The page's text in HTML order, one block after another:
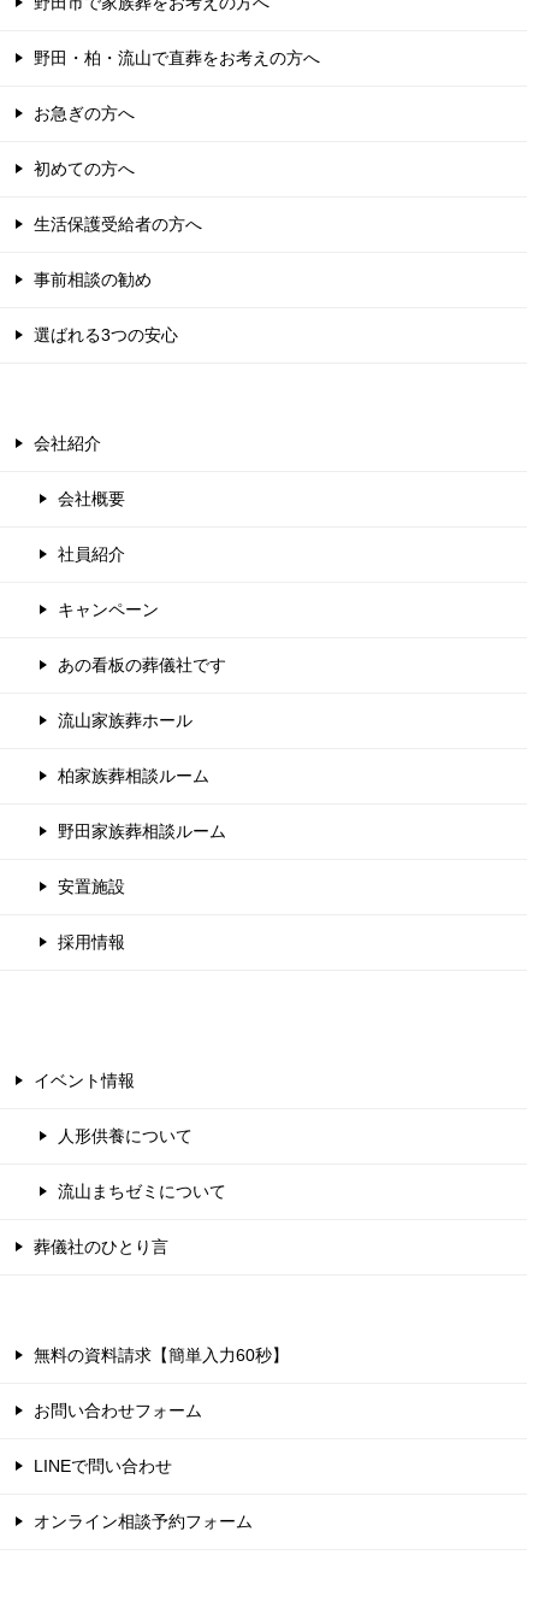
野田・柏・流山で直葬をお考えの方へ
お急ぎの方へ
初めての方へ
生活保護受給者の方へ
事前相談の勧め
選ばれる3つの安心
会社紹介
会社概要
社員紹介
キャンペーン
あの看板の葬儀社です
流山家族葬ホール
柏家族葬相談ルーム
野田家族葬相談ルーム
安置施設
採用情報
イベント情報
人形供養について
流山まちゼミについて
葬儀社のひとり言
無料の資料請求【簡単入力60秒】
お問い合わせフォーム
LINEで問い合わせ
オンライン相談予約フォーム